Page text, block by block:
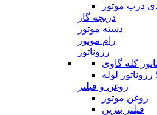
درب موتور
دریچه گاز
دسته موتور
رام موتور
رزوناتور
کله گاوی
روغن و فیلتر
روغن موتور
فیلتر بنزین